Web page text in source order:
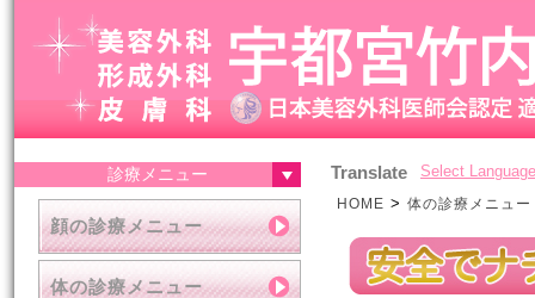
診療メニュー
顔の診療メニュー
体の診療メニュー
Translate Select Language
HOME > 体の診療メニュー